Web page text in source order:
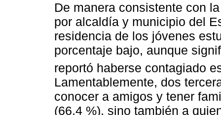
De manera consistente con
por alcaldía y municipio del
residencia de los jóvenes
porcentaje bajo, aunque
reportó haberse contagiado
Lamentablemente, dos
conocer a amigos y tener
(66.4 %), sino también a